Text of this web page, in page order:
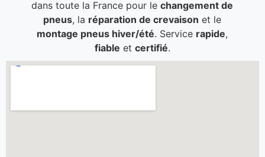
dans toute la France pour lechangement de
pneus, la réparation de crevaison et le
montage pneus hiver/été. Service rapide,
fiable et certifié.